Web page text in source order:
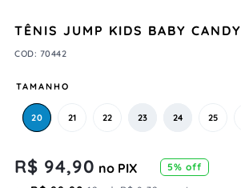
TÊNIS JUMP KIDS BABY CANDY
COD: 70442
TAMANHO
20 21 22 23 24 25
R$ 94,90 no PIX 5% off